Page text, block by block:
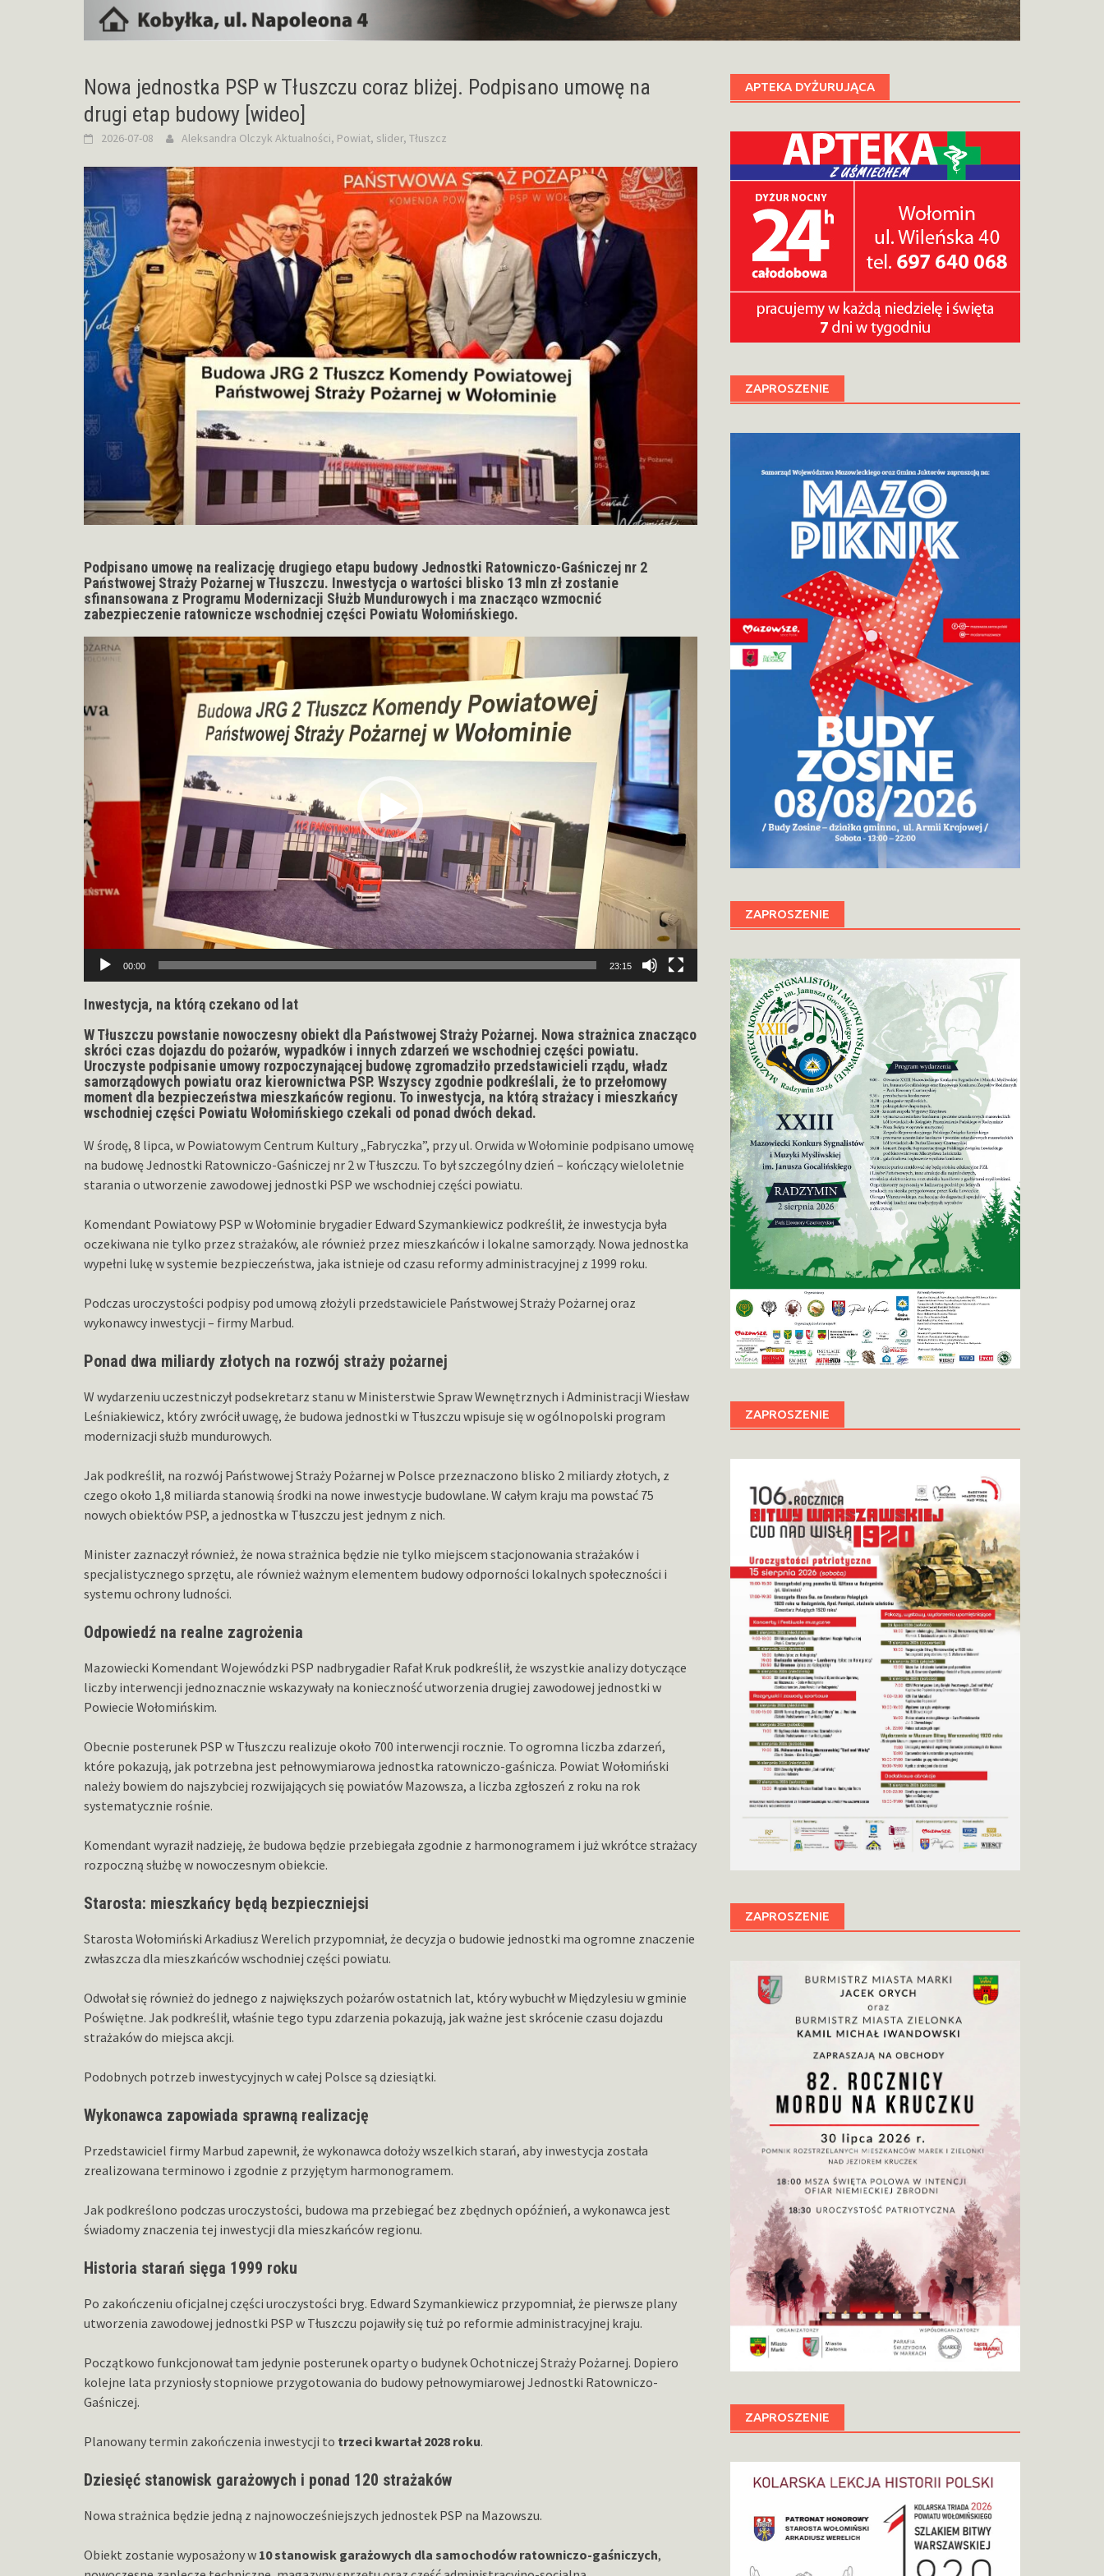
Nowa jednostka PSP w Tłuszczu coraz bliżej. Podpisano umowę na
drugi etap budowy [wideo]
2026-07-08 Aleksandra Olczyk Aktualności, Powiat, slider, Tłuszcz
Podpisano umowę na realizację drugiego etapu budowy Jednostki Ratowniczo-Gaśniczej nr 2
Państwowej Straży Pożarnej w Tłuszczu. Inwestycja o wartości blisko 13 mln zł zostanie
sfinansowana z Programu Modernizacji Służb Mundurowych i ma znacząco wzmocnić
zabezpieczenie ratownicze wschodniej części Powiatu Wołomińskiego.
Odtwarzacz
video
00:00 23:15
Inwestycja, na którą czekano od lat
W Tłuszczu powstanie nowoczesny obiekt dla Państwowej Straży Pożarnej. Nowa strażnica znacząco
skróci czas dojazdu do pożarów, wypadków i innych zdarzeń we wschodniej części powiatu.
Uroczyste podpisanie umowy rozpoczynającej budowę zgromadziło przedstawicieli rządu, władz
samorządowych powiatu oraz kierownictwa PSP. Wszyscy zgodnie podkreślali, że to przełomowy
moment dla bezpieczeństwa mieszkańców regionu. To inwestycja, na którą strażacy i mieszkańcy
wschodniej części Powiatu Wołomińskiego czekali od ponad dwóch dekad.
W środę, 8 lipca, w Powiatowym Centrum Kultury „Fabryczka”, przy ul. Orwida w Wołominie podpisano umowę
na budowę Jednostki Ratowniczo-Gaśniczej nr 2 w Tłuszczu. To był szczególny dzień – kończący wieloletnie
starania o utworzenie zawodowej jednostki PSP we wschodniej części powiatu.
Komendant Powiatowy PSP w Wołominie brygadier Edward Szymankiewicz podkreślił, że inwestycja była
oczekiwana nie tylko przez strażaków, ale również przez mieszkańców i lokalne samorządy. Nowa jednostka
wypełni lukę w systemie bezpieczeństwa, jaka istnieje od czasu reformy administracyjnej z 1999 roku.
Podczas uroczystości podpisy pod umową złożyli przedstawiciele Państwowej Straży Pożarnej oraz
wykonawcy inwestycji – firmy Marbud.
Ponad dwa miliardy złotych na rozwój straży pożarnej
W wydarzeniu uczestniczył podsekretarz stanu w Ministerstwie Spraw Wewnętrznych i Administracji Wiesław
Leśniakiewicz, który zwrócił uwagę, że budowa jednostki w Tłuszczu wpisuje się w ogólnopolski program
modernizacji służb mundurowych.
Jak podkreślił, na rozwój Państwowej Straży Pożarnej w Polsce przeznaczono blisko 2 miliardy złotych, z
czego około 1,8 miliarda stanowią środki na nowe inwestycje budowlane. W całym kraju ma powstać 75
nowych obiektów PSP, a jednostka w Tłuszczu jest jednym z nich.
Minister zaznaczył również, że nowa strażnica będzie nie tylko miejscem stacjonowania strażaków i
specjalistycznego sprzętu, ale również ważnym elementem budowy odporności lokalnych społeczności i
systemu ochrony ludności.
Odpowiedź na realne zagrożenia
Mazowiecki Komendant Wojewódzki PSP nadbrygadier Rafał Kruk podkreślił, że wszystkie analizy dotyczące
liczby interwencji jednoznacznie wskazywały na konieczność utworzenia drugiej zawodowej jednostki w
Powiecie Wołomińskim.
Obecnie posterunek PSP w Tłuszczu realizuje około 700 interwencji rocznie. To ogromna liczba zdarzeń,
które pokazują, jak potrzebna jest pełnowymiarowa jednostka ratowniczo-gaśnicza. Powiat Wołomiński
należy bowiem do najszybciej rozwijających się powiatów Mazowsza, a liczba zgłoszeń z roku na rok
systematycznie rośnie.
Komendant wyraził nadzieję, że budowa będzie przebiegała zgodnie z harmonogramem i już wkrótce strażacy
rozpoczną służbę w nowoczesnym obiekcie.
Starosta: mieszkańcy będą bezpieczniejsi
Starosta Wołomiński Arkadiusz Werelich przypomniał, że decyzja o budowie jednostki ma ogromne znaczenie
zwłaszcza dla mieszkańców wschodniej części powiatu.
Odwołał się również do jednego z największych pożarów ostatnich lat, który wybuchł w Międzylesiu w gminie
Poświętne. Jak podkreślił, właśnie tego typu zdarzenia pokazują, jak ważne jest skrócenie czasu dojazdu
strażaków do miejsca akcji.
Podobnych potrzeb inwestycyjnych w całej Polsce są dziesiątki.
Wykonawca zapowiada sprawną realizację
Przedstawiciel firmy Marbud zapewnił, że wykonawca dołoży wszelkich starań, aby inwestycja została
zrealizowana terminowo i zgodnie z przyjętym harmonogramem.
Jak podkreślono podczas uroczystości, budowa ma przebiegać bez zbędnych opóźnień, a wykonawca jest
świadomy znaczenia tej inwestycji dla mieszkańców regionu.
Historia starań sięga 1999 roku
Po zakończeniu oficjalnej części uroczystości bryg. Edward Szymankiewicz przypomniał, że pierwsze plany
utworzenia zawodowej jednostki PSP w Tłuszczu pojawiły się tuż po reformie administracyjnej kraju.
Początkowo funkcjonował tam jedynie posterunek oparty o budynek Ochotniczej Straży Pożarnej. Dopiero
kolejne lata przyniosły stopniowe przygotowania do budowy pełnowymiarowej Jednostki Ratowniczo-
Gaśniczej.
Planowany termin zakończenia inwestycji to trzeci kwartał 2028 roku.
Dziesięć stanowisk garażowych i ponad 120 strażaków
Nowa strażnica będzie jedną z najnowocześniejszych jednostek PSP na Mazowszu.
Obiekt zostanie wyposażony w 10 stanowisk garażowych dla samochodów ratowniczo-gaśniczych,
APTEKA DYŻURUJĄCA
ZAPROSZENIE
ZAPROSZENIE
ZAPROSZENIE
ZAPROSZENIE
ZAPROSZENIE